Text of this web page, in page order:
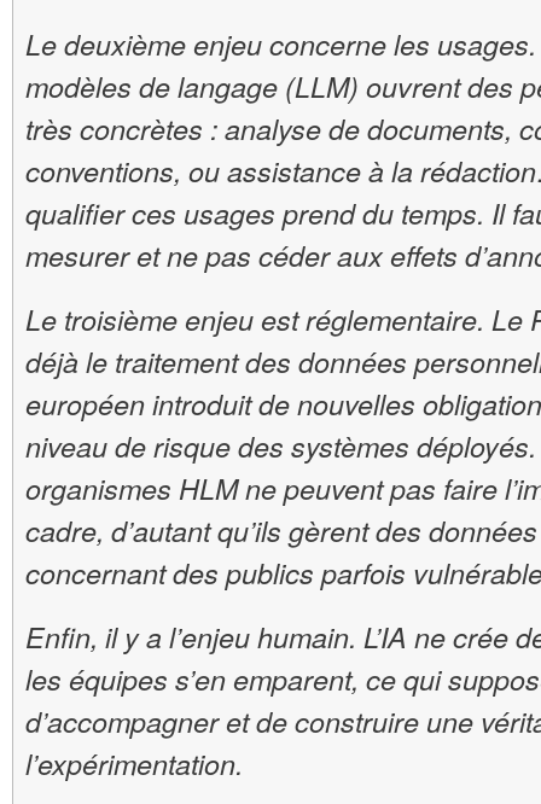
Le deuxième enjeu concerne les
modèles de langage (LLM) ouvrent des
très concrètes : analyse de documents,
conventions, ou assistance à la
qualifier ces usages prend du temps. Il
mesurer et ne pas céder aux effets
Le troisième enjeu est réglementaire. Le
déjà le traitement des données
européen introduit de nouvelles
niveau de risque des systèmes
organismes HLM ne peuvent pas faire
cadre, d’autant qu’ils gèrent des
concernant des publics parfois
Enfin, il y a l’enjeu humain. L’IA ne crée
les équipes s’en emparent, ce qui
d’accompagner et de construire une
l’expérimentation.